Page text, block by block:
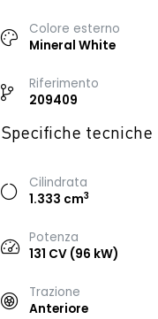
Colore esterno
Mineral White
Riferimento
209409
Specifiche tecniche
Cilindrata
1.333 cm3
Potenza
131 CV (96 kW)
Trazione
Anteriore